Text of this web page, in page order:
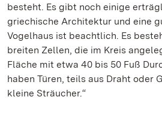
besteht. Es gibt noch einige
griechische Architektur und eine
Vogelhaus ist beachtlich. Es
breiten Zellen, die im Kreis
Fläche mit etwa 40 bis 50 Fuß
haben Türen, teils aus Draht oder
kleine Sträucher.“